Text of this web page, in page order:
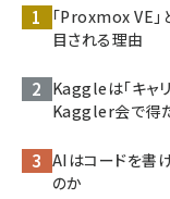
「Proxmox VE
目される理由
Kaggleは「キャ
Kaggler会で得
AIはコードを書
のか